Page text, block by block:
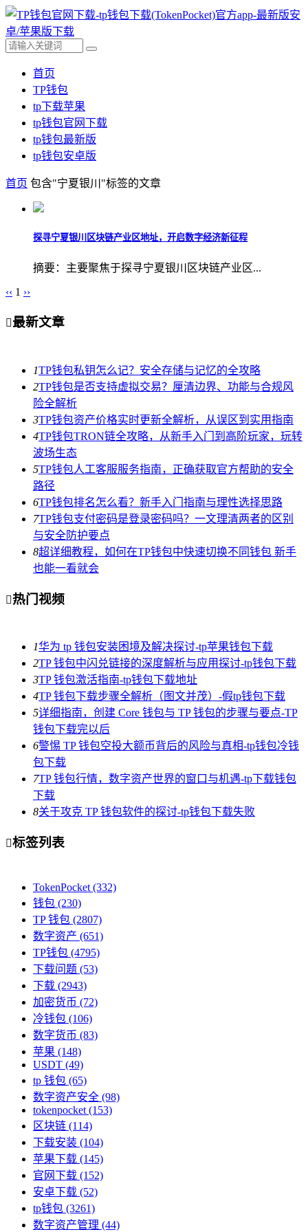
首页
TP钱包
tp下载苹果
tp钱包官网下载
tp钱包最新版
tp钱包安卓版
首页 包含"宁夏银川"标签的文章
探寻宁夏银川区块链产业区地址，开启数字经济新征程
摘要：主要聚焦于探寻宁夏银川区块链产业区...
‹‹ 1 ››
最新文章
1TP钱包私钥怎么记？安全存储与记忆的全攻略
2TP钱包是否支持虚拟交易？厘清边界、功能与合规风
险全解析
3TP钱包资产价格实时更新全解析，从误区到实用指南
4TP钱包TRON链全攻略，从新手入门到高阶玩家，玩转
波场生态
5TP钱包人工客服服务指南，正确获取官方帮助的安全
路径
6TP钱包排名怎么看？新手入门指南与理性选择思路
7TP钱包支付密码是登录密码吗？一文理清两者的区别
与安全防护要点
8超详细教程，如何在TP钱包中快速切换不同钱包 新手
也能一看就会
热门视频
1华为 tp 钱包安装困境及解决探讨-tp苹果钱包下载
2TP 钱包中闪兑链接的深度解析与应用探讨-tp钱包下载
3TP 钱包激活指南-tp钱包下载地址
4TP 钱包下载步骤全解析（图文并茂）-假tp钱包下载
5详细指南，创建 Core 钱包与 TP 钱包的步骤与要点-TP
钱包下载完以后
6警惕 TP 钱包空投大额币背后的风险与真相-tp钱包冷钱
包下载
7TP 钱包行情，数字资产世界的窗口与机遇-tp下载钱包
下载
8关于攻克 TP 钱包软件的探讨-tp钱包下载失败
标签列表
TokenPocket (332)
钱包 (230)
TP 钱包 (2807)
数字资产 (651)
TP钱包 (4795)
下载问题 (53)
下载 (2943)
加密货币 (72)
冷钱包 (106)
数字货币 (83)
苹果 (148)
USDT (49)
tp 钱包 (65)
数字资产安全 (98)
tokenpocket (153)
区块链 (114)
下载安装 (104)
苹果下载 (145)
官网下载 (152)
安卓下载 (52)
tp钱包 (3261)
数字资产管理 (44)